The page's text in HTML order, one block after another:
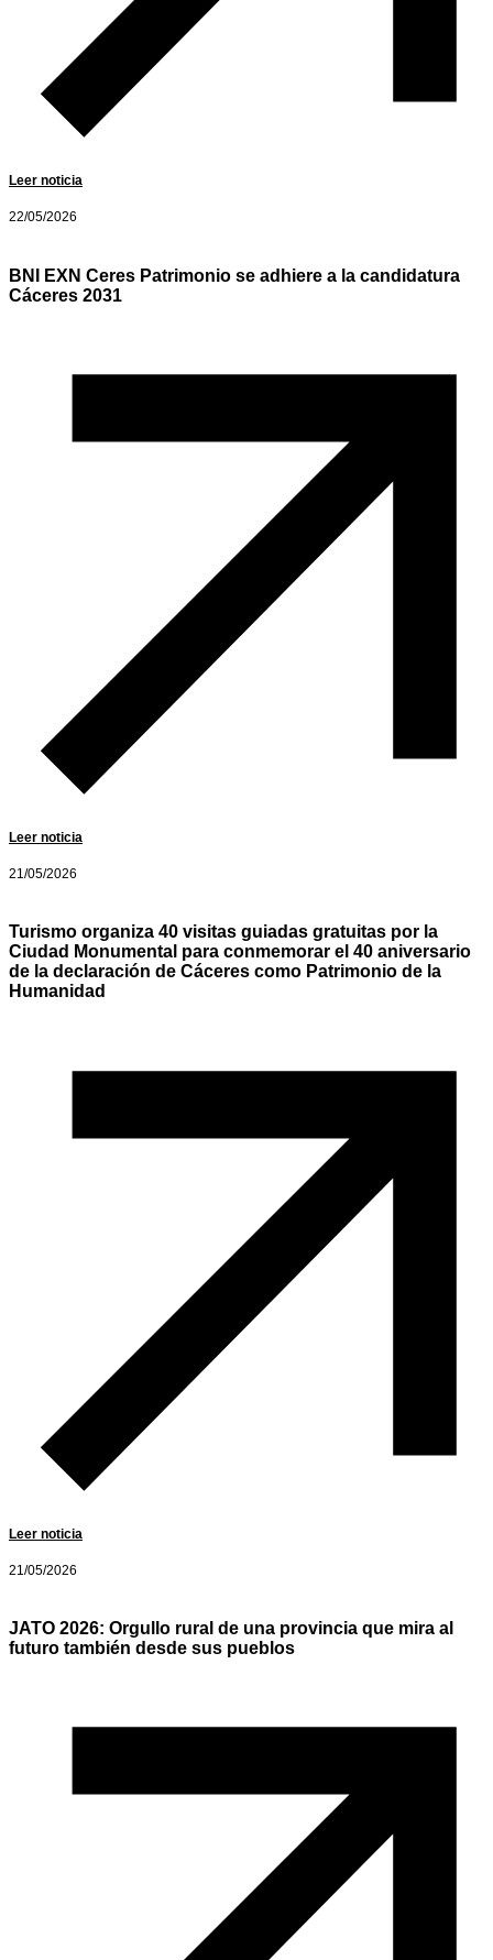
Leer noticia
22/05/2026
BNI EXN Ceres Patrimonio se adhiere a la candidatura
Cáceres 2031
Leer noticia
21/05/2026
Turismo organiza 40 visitas guiadas gratuitas por la
Ciudad Monumental para conmemorar el 40 aniversario
de la declaración de Cáceres como Patrimonio de la
Humanidad
Leer noticia
21/05/2026
JATO 2026: Orgullo rural de una provincia que mira al
futuro también desde sus pueblos